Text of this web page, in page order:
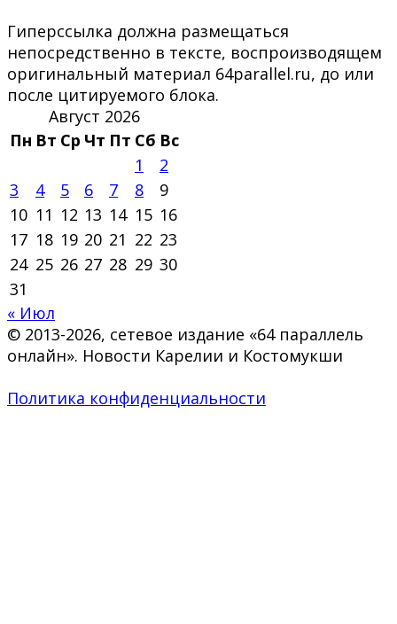
Гиперссылка должна размещаться
непосредственно в тексте, воспроизводящем
оригинальный материал 64parallel.ru, до или
после цитируемого блока.
Август 2026
Пн Вт Ср Чт Пт Сб Вс
1
2
3
4 5 6 7 8
9
10 11 12 13 14 15 16
17 18 19 20 21 22 23
24 25 26 27 28 29 30
31
« Июл
© 2013-2026, сетевое издание «64 параллель
онлайн». Новости Карелии и Костомукши
Политика конфиденциальности